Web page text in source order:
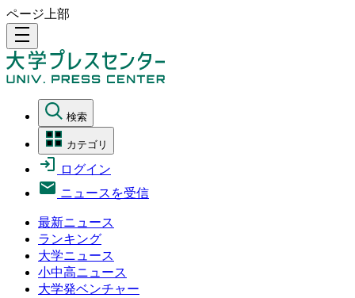
ページ上部
density_medium
検索
カテゴリ
ログイン
ニュースを受信
最新ニュース
ランキング
大学ニュース
小中高ニュース
大学発ベンチャー